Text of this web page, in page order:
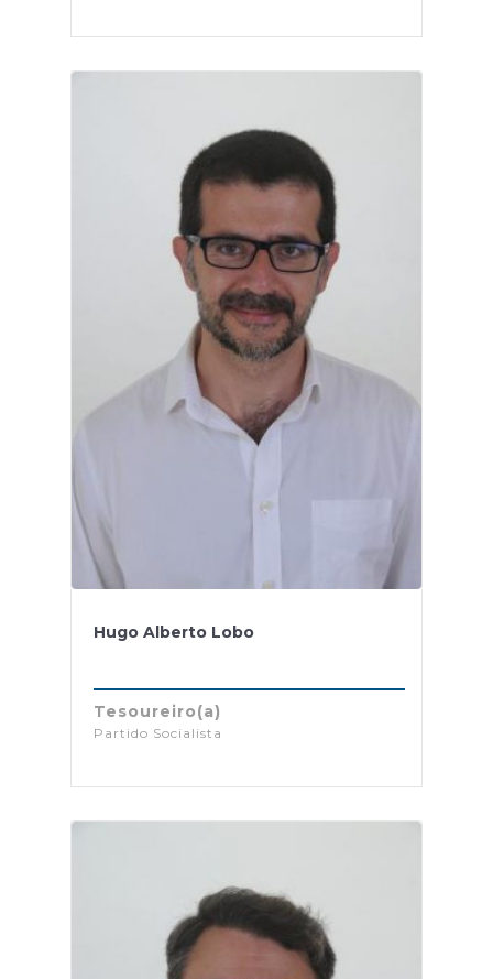
Hugo Alberto Lobo
Tesoureiro(a)
Partido Socialista